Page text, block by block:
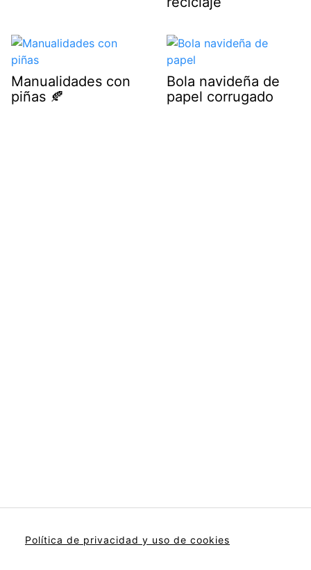
Manualidades con
piñas 🍂
Bola navideña de
papel corrugado
Política de privacidad y uso de cookies